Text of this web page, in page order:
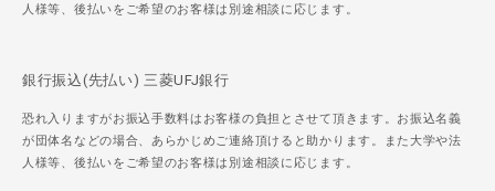
人様等、後払いをご希望のお客様は別途相談に応じます。
銀行振込(先払い) 三菱UFJ銀行
恐れ入りますがお振込手数料はお客様の負担とさせて頂きます。お振込名義
が団体名などの場合、あらかじめご連絡頂けると助かります。また大学や法
人様等、後払いをご希望のお客様は別途相談に応じます。